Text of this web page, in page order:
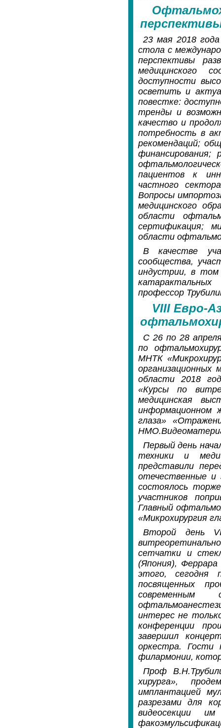
23 мая 2018 года
стола с
перспективы
медицинского
доступности
осветить и
повестке:
тренды и
качество и
потребность в
рекомендаций;
финансирования;
пациентов к
частного
Вопросы
медицинского
области
сертификация;
области
В качестве
сообщества,
индустрии, в том
профессор
VIII Евро-
С 26 по 28
по
МНТК
организационных
области 2018
«Курсы по
медицинская
информационном
глаза»
Первый день
техники и
представили
отечественные и
состоялось
участников
Главный
«Микрохирургия
Второй день
сетчатки и
(Япония),
этого, сегодня
посвященных
интерес не
конференции
завершил
оркестра. Гости
филармонии,
Проф
хирурга»,
имплантацией
разрезами для
видеосекции